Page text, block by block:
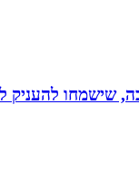
שישמחו להעניק